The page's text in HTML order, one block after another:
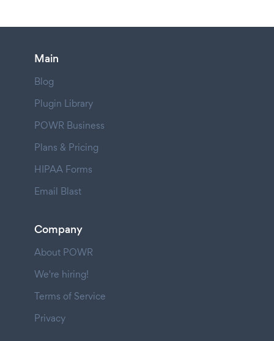
Main
Blog
Plugin Library
POWR Business
Plans & Pricing
HIPAA Forms
Email Blast
Company
About POWR
We're hiring!
Terms of Service
Privacy